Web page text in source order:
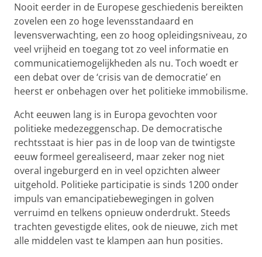
Nooit eerder in de Europese geschiedenis bereikten
zovelen een zo hoge levensstandaard en
levensverwachting, een zo hoog opleidingsniveau, zo
veel vrijheid en toegang tot zo veel informatie en
communicatiemogelijkheden als nu. Toch woedt er
een debat over de ‘crisis van de democratie’ en
heerst er onbehagen over het politieke immobilisme.
Acht eeuwen lang is in Europa gevochten voor
politieke medezeggenschap. De democratische
rechtsstaat is hier pas in de loop van de twintigste
eeuw formeel gerealiseerd, maar zeker nog niet
overal ingeburgerd en in veel opzichten alweer
uitgehold. Politieke participatie is sinds 1200 onder
impuls van emancipatiebewegingen in golven
verruimd en telkens opnieuw onderdrukt. Steeds
trachten gevestigde elites, ook de nieuwe, zich met
alle middelen vast te klampen aan hun posities.